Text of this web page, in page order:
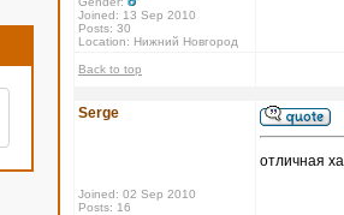
Joined: 13 Sep 2010
Posts: 30
Location: Нижний Новгород
Back to top
Serge
Joined: 02 Sep 2010
Posts: 16
отличная